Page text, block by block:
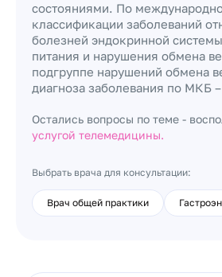
состояниями. По
классификации заболеваний
болезней эндокринной
питания и нарушения обмена
подгруппе нарушений обмена
диагноза заболевания по МКБ
Остались вопросы по теме -
услугой телемедицины.
Выбрать врача для консультации:
Врач общей практики